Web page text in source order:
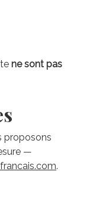
ne sont pas
proposons
—
.